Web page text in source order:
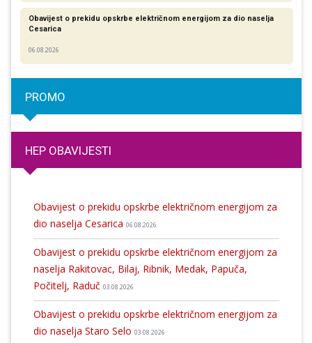
Obavijest o prekidu opskrbe električnom energijom za dio naselja
Cesarica
06.08.2026
PROMO
HEP OBAVIJESTI
Obavijest o prekidu opskrbe električnom energijom za
dio naselja Cesarica 06.08.2026
Obavijest o prekidu opskrbe električnom energijom za
naselja Rakitovac, Bilaj, Ribnik, Medak, Papuča,
Počitelj, Raduč 03.08.2026
Obavijest o prekidu opskrbe električnom energijom za
dio naselja Staro Selo 03.08.2026